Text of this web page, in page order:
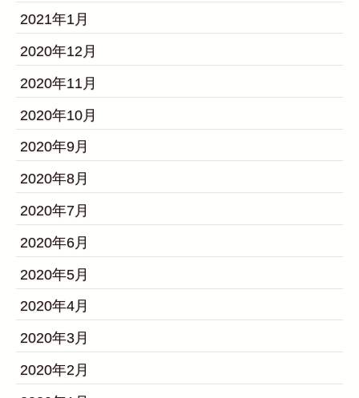
2021年1月
2020年12月
2020年11月
2020年10月
2020年9月
2020年8月
2020年7月
2020年6月
2020年5月
2020年4月
2020年3月
2020年2月